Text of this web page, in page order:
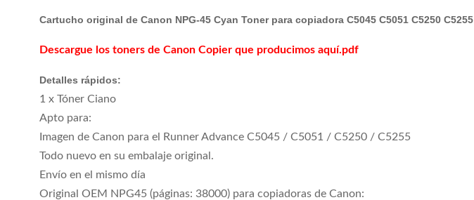
Cartucho original de Canon NPG-45 Cyan Toner para copiadora C5045 C5051 C5250 C5255
Descargue los toners de Canon Copier que producimos aquí.pdf
Detalles rápidos:
1 x Tóner Ciano
Apto para:
Imagen de Canon para el Runner Advance C5045 / C5051 / C5250 / C5255
Todo nuevo en su embalaje original.
Envío en el mismo día
Original OEM NPG45 (páginas: 38000) para copiadoras de Canon: